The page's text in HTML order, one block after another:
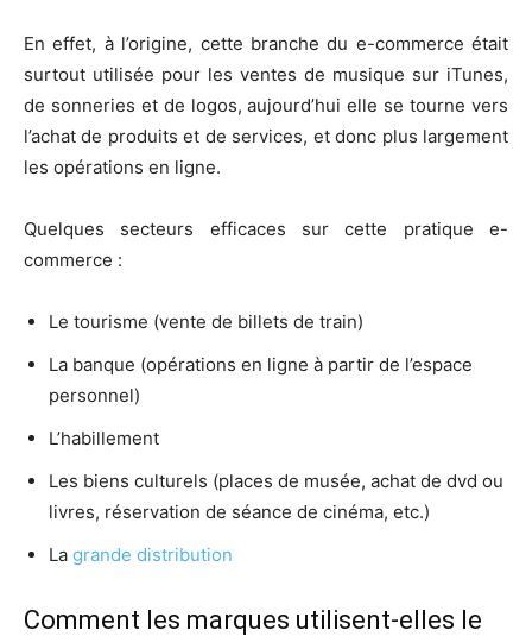
En effet, à l’origine, cette branche du e-commerce était
surtout utilisée pour les ventes de musique sur iTunes,
de sonneries et de logos, aujourd’hui elle se tourne vers
l’achat de produits et de services, et donc plus largement
les opérations en ligne.
Quelques secteurs efficaces sur cette pratique e-
commerce :
Le tourisme (vente de billets de train)
La banque (opérations en ligne à partir de l’espace
personnel)
L’habillement
Les biens culturels (places de musée, achat de dvd ou
livres, réservation de séance de cinéma, etc.)
La grande distribution
Comment les marques utilisent-elles le